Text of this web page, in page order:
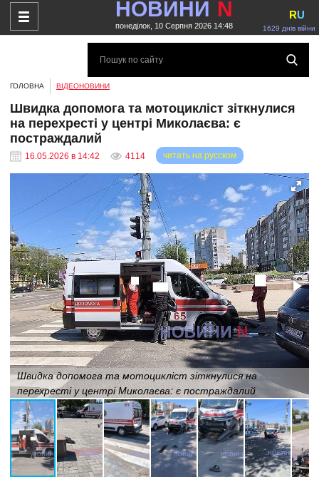
НОВИНИ N
понеділок, 10 Серпня 2026 14:48 1629 днів війни
RU
ГОЛОВНА ВІДЕОНОВИНИ
Швидка допомога та мотоцикліст зіткнулися
на перехресті у центрі Миколаєва: є
постраждалий
16.05.2026 в 14:42 4114 читать на русском
Швидка допомога та мотоцикліст зіткнулися на
перехресті у центрі Миколаєва: є постраждалий